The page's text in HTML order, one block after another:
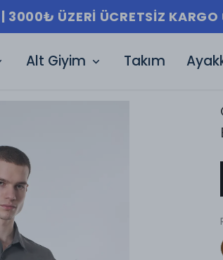
HIZLI TESLIMAT |
Alt Giyim Takım